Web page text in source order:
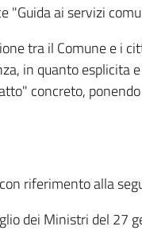
"Guida ai servizi
tra il Comune e i
in quanto esplicita
concreto,
riferimento alla
dei Ministri del 27